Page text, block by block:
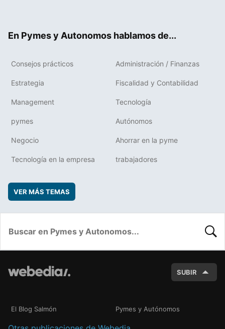
En Pymes y Autonomos hablamos de...
Consejos prácticos Administración / Finanzas
Estrategia Fiscalidad y Contabilidad
Management Tecnología
pymes Autónomos
Negocio Ahorrar en la pyme
Tecnología en la empresa trabajadores
VER MÁS TEMAS
SUBIR
El Blog Salmón Pymes y Autónomos